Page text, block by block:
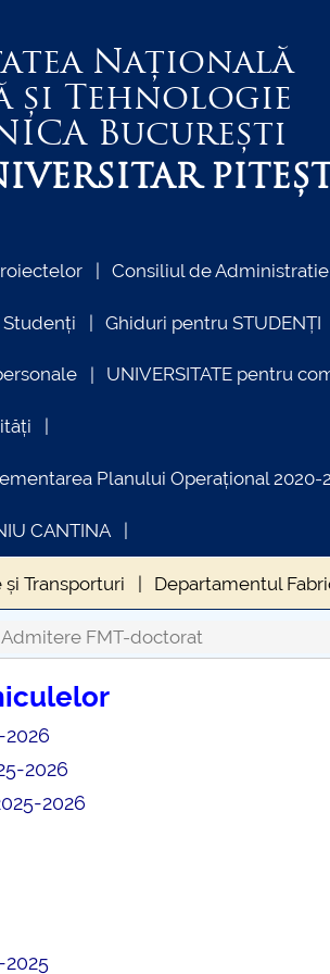
Națională
și Tehnologie
București
Consiliul de Administratie
Studenți Ghiduri pentru STUDENȚI
UNIVERSITATE pentru
Planului Operațional 2020-
CANTINA
Transporturi Departamentul
FMT cu mediul socio-economic si
PRIM STUD FMT
ORAR FMT
utile-fmt
Admitere FMT-doctorat
2026
2026
2026
2025
INFORMATII ACTE STUDII